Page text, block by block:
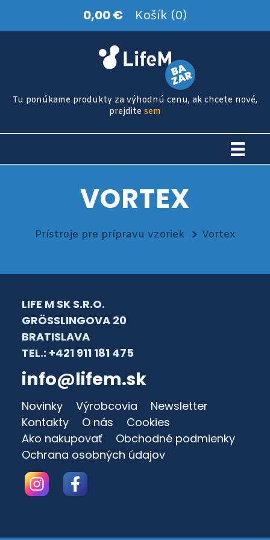
Tu ponúkame produkty za výhodnú cenu, ak chcete nové,
prejdite sem
0,00 € Košík (0)
VORTEX
Prístroje pre prípravu vzoriek Vortex
LIFE M SK S.R.O.
GRÖSSLINGOVA 20
BRATISLAVA
TEL.: +421 911 181 475
info@lifem.sk
Novinky Výrobcovia
Newsletter
Kontakty
O nás
Cookies
Ako nakupovať
Obchodné podmienky
Ochrana osobných údajov